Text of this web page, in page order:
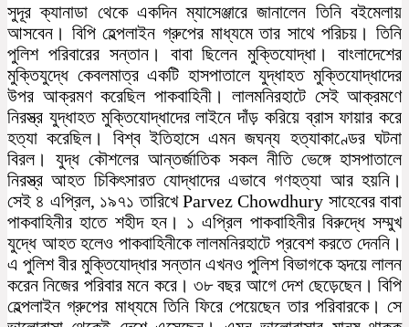
সুদূর ক্যানাডা থেকে একদিন ম্যাসেঞ্জারে জানালেন তিনি ব‌ইমেলায়
আসবেন। বিপি হেল্পলাইন গ্রুপের মাধ্যমে তার সাথে পরিচয়। তিনি
পুলিশ পরিবারের সন্তান। বাবা ছিলেন মুক্তিযোদ্ধা। বাংলাদেশের
মুক্তিযুদ্ধে কেবলমাত্র একটি হাসপাতালে যুদ্ধাহত মুক্তিযোদ্ধাদের
উপর আক্রমণ করেছিল পাকবাহিনী। লালমনিরহাটে সেই আক্রমণে
নিরস্ত্র যুদ্ধাহত মুক্তিযোদ্ধাদের লাইনে দাঁড় করিয়ে ব্রাস ফায়ার করে
হত্যা করেছিল। বিশ্ব ইতিহাসে এমন জঘন্য হত্যাকাণ্ডের ঘটনা
বিরল। যুদ্ধ কৌশলের আন্তর্জাতিক সকল নীতি ভেঙ্গে হাসপাতালে
নিরস্ত্র আহত চিকিৎসারত যোদ্ধাদের এভাবে গণহত্যা আর হয়নি।
সেই ৪ এপ্রিল, ১৯৭১ তারিখে Parvez Chowdhury সাহেবের বাবা
পাকবাহিনীর হাতে শহীদ হন। ১ এপ্রিল পাকবাহিনীর বিরুদ্ধে সম্মুখ
যুদ্ধে আহত হলেও পাকবাহিনীকে লালমনিরহাটে প্রবেশ করতে দেননি।
এ পুলিশ বীর মুক্তিযোদ্ধার সন্তান এখনও পুলিশ বিভাগকে হৃদয়ে লালন
করেন নিজের পরিবার মনে করে। ৩৮ বছর আগে দেশ ছেড়েছেন। বিপি
হেল্পলাইন গ্রুপের মাধ্যমে তিনি ফিরে পেয়েছেন তার পরিবারকে। সে